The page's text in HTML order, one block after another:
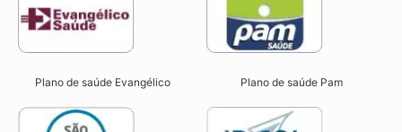
Plano de saúde Evangélico Plano de saúde Pam